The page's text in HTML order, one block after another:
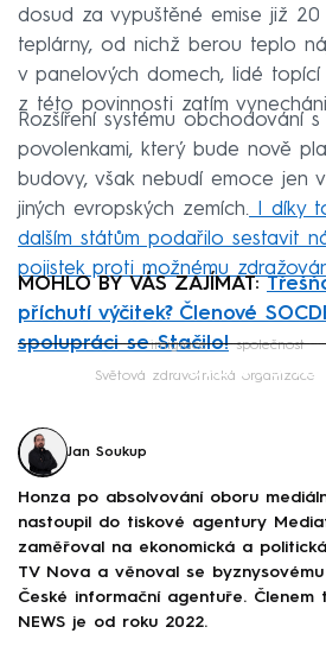
dosud za vypuštěné emise již
teplárny, od nichž berou teplo
v panelových domech, lidé topící
z této povinnosti zatím
Rozšíření systému obchodování s
povolenkami, který bude nově
budovy, však nebudí emoce jen
jiných evropských zemích. I díky
dalším státům podařilo sestavit
pojistek proti možnému
MOHLO BY VÁS ZAJÍMAT:
příchutí výčitek? Členové
spolupráci se Stačilo!
Failed to
imigrace společnost
Světová zdravotnická organizace
Jan Soukup
Honza po absolvování oboru
nastoupil do tiskové agentury
zaměřoval na ekonomická a
TV Nova a věnoval se
České informační agentuře. Členem
NEWS je od roku 2022.